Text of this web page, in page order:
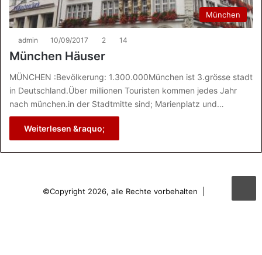
München
admin 10/09/2017 2 14
München Häuser
MÜNCHEN :Bevölkerung: 1.300.000München ist 3.grösse stadt
in Deutschland.Über millionen Touristen kommen jedes Jahr
nach münchen.in der Stadtmitte sind; Marienplatz und…
Weiterlesen &raquo;
©Copyright 2026, alle Rechte vorbehalten |